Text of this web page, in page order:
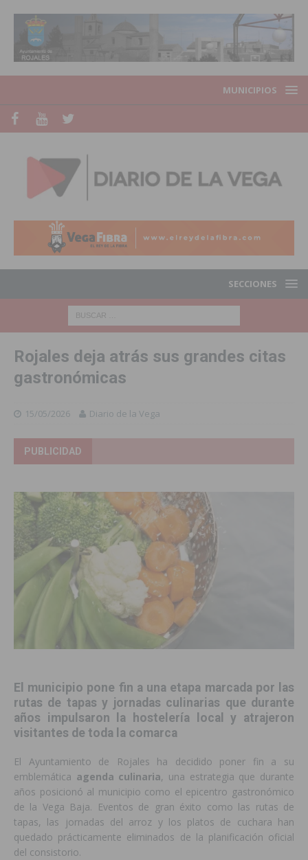
MUNICIPIOS
SECCIONES
Rojales deja atrás sus grandes citas
gastronómicas
15/05/2026 Diario de la Vega
PUBLICIDAD
El municipio pone fin a una etapa marcada por las
rutas de tapas y jornadas culinarias que durante
años impulsaron la hostelería local y atrajeron
visitantes de toda la comarca
El Ayuntamiento de Rojales ha decidido poner fin a su
emblemática agenda culinaria, una estrategia que durante
años posicionó al municipio como el epicentro gastronómico
de la Vega Baja. Eventos de gran éxito como las rutas de
tapas, las jornadas del arroz y los platos de cuchara han
quedado prácticamente eliminados de la planificación oficial
del consistorio.